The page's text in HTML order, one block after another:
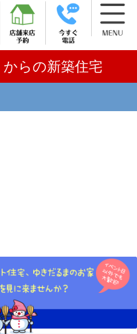
からの新築住宅